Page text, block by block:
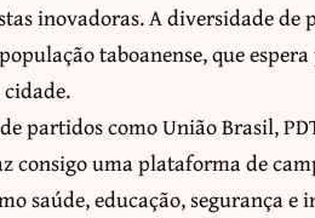
inovadoras. A diversidade de
taboanense, que
partidos como União Brasil,
consigo uma plataforma de
saúde, educação, segurança